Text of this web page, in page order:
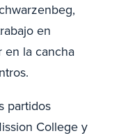
en
en la cancha
partidos
College y